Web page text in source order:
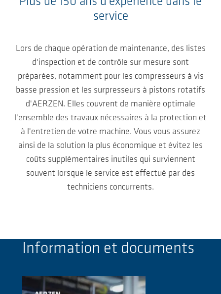
service
Lors de chaque opération de maintenance, des listes
d'inspection et de contrôle sur mesure sont
préparées, notamment pour les compresseurs à vis
basse pression et les surpresseurs à pistons rotatifs
d'AERZEN. Elles couvrent de manière optimale
l'ensemble des travaux nécessaires à la protection et
à l'entretien de votre machine. Vous vous assurez
ainsi de la solution la plus économique et évitez les
coûts supplémentaires inutiles qui surviennent
souvent lorsque le service est effectué par des
techniciens concurrents.
Information et documents